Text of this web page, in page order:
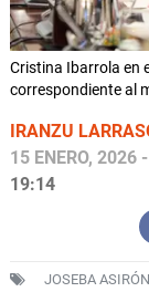
Cristina Ibarrola en
correspondiente al
IRANZU
15 ENERO, 2026
19:14
JOSEBA ASIRÓN